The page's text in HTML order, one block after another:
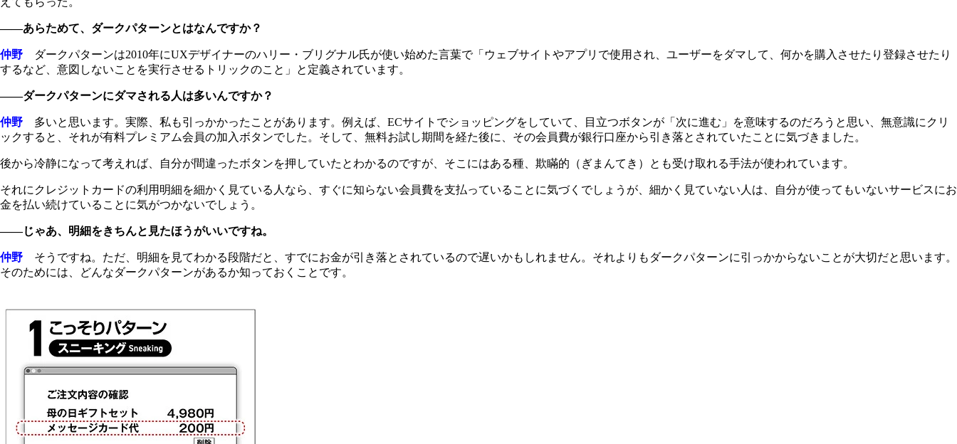
――あらためて、ダークパターンとはなんですか？
仲野 ダークパターンは2010年にUXデザイナーのハリー・ブリグナル氏が使い始めた言葉で「ウェブサイトやアプリで使用され、ユーザーをダマして、何かを購入させたり登録させたり
するなど、意図しないことを実行させるトリックのこと」と定義されています。
――ダークパターンにダマされる人は多いんですか？
仲野 多いと思います。実際、私も引っかかったことがあります。例えば、ECサイトでショッピングをしていて、目立つボタンが「次に進む」を意味するのだろうと思い、無意識にクリ
ックすると、それが有料プレミアム会員の加入ボタンでした。そして、無料お試し期間を経た後に、その会員費が銀行口座から引き落とされていたことに気づきました。
後から冷静になって考えれば、自分が間違ったボタンを押していたとわかるのですが、そこにはある種、欺瞞的（ぎまんてき）とも受け取れる手法が使われています。
それにクレジットカードの利用明細を細かく見ている人なら、すぐに知らない会員費を支払っていることに気づくでしょうが、細かく見ていない人は、自分が使ってもいないサービスにお
金を払い続けていることに気がつかないでしょう。
――じゃあ、明細をきちんと見たほうがいいですね。
仲野 そうですね。ただ、明細を見てわかる段階だと、すでにお金が引き落とされているので遅いかもしれません。それよりもダークパターンに引っかからないことが大切だと思います。
そのためには、どんなダークパターンがあるか知っておくことです。